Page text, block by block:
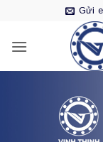
nội
Gửi